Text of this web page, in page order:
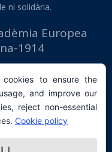
ni solidària.
Europea
1914
to ensure the
and improve our
reject non-essential
Cookie policy